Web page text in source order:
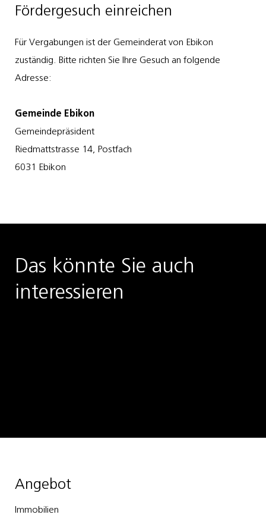
Fördergesuch einreichen
Für Vergabungen ist der Gemeinderat von Ebikon
zuständig. Bitte richten Sie Ihre Gesuch an folgende
Adresse:
Gemeinde Ebikon
Gemeindepräsident
Riedmattstrasse 14, Postfach
6031 Ebikon
Das könnte Sie auch
interessieren
Angebot
Immobilien